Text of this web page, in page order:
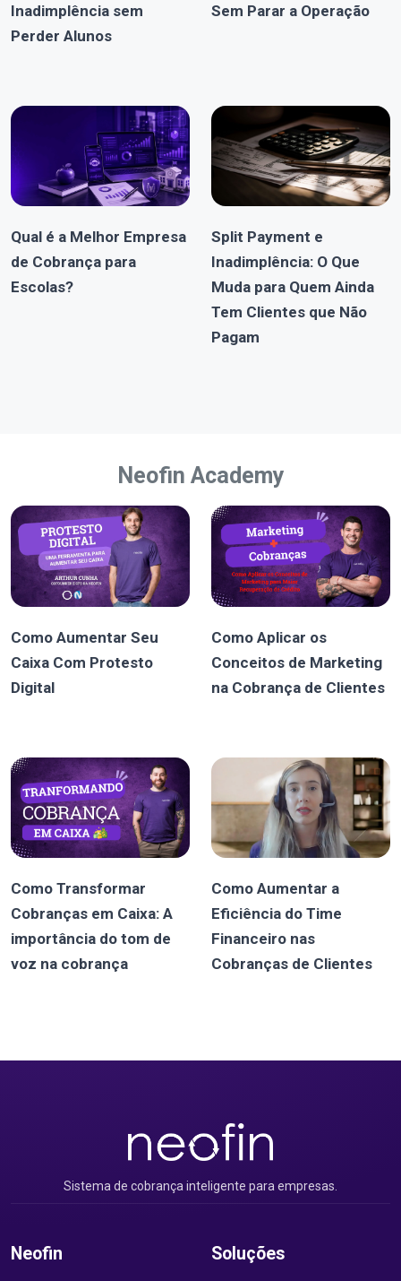
Inadimplência sem
Perder Alunos
Sem Parar a Operação
Qual é a Melhor Empresa
de Cobrança para
Escolas?
Split Payment e
Inadimplência: O Que
Muda para Quem Ainda
Tem Clientes que Não
Pagam
Neofin Academy
Como Aumentar Seu
Caixa Com Protesto
Digital
Como Aplicar os
Conceitos de Marketing
na Cobrança de Clientes
Como Transformar
Cobranças em Caixa: A
importância do tom de
voz na cobrança
Como Aumentar a
Eficiência do Time
Financeiro nas
Cobranças de Clientes
Sistema de cobrança inteligente para empresas.
Neofin Soluções